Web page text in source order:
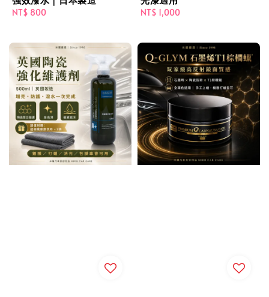
Regular
NT$ 800
Regular
NT$ 1,000